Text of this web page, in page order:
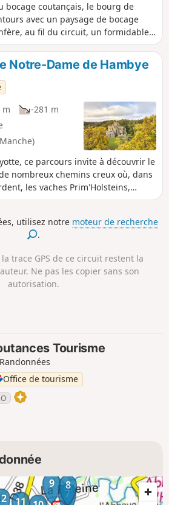
coutançais, le bourg de
avec un paysage de bocage
au fil du circuit, un formidable
de l'abbaye et offre un précieux
des vallées normandes, avec des
en fond de vallée et des
Notre-Dame de Hambye
m
-281 m
ce parcours invite à découvrir le
nombreux chemins creux où, dans
les vaches Prim'Holsteins,
confondent avec les Normandes,
sa salle capitulaire du XIIIe siècle.
utilisez notre moteur de recherche
.
trace GPS de ce circuit restent la
Ne pas les copier sans son
autorisation.
Tourisme
Office de tourisme
7
8
9
11